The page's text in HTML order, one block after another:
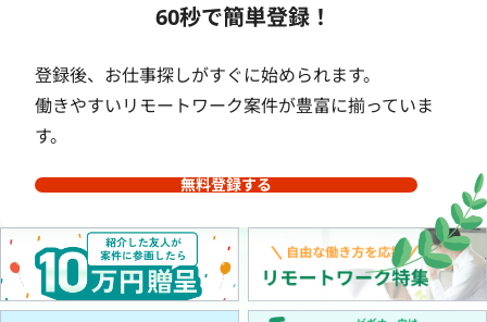
60秒で簡単登録！
登録後、お仕事探しがすぐに始められます。
働きやすいリモートワーク案件が豊富に揃っていま
す。
無料登録する